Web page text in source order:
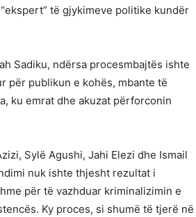
të gjykimeve politike kundër
Sadiku, ndërsa procesmbajtës ishte
për publikun e kohës, mbante të
ku emrat dhe akuzat përforconin
Sylë Agushi, Jahi Elezi dhe Ismail
nuk ishte thjesht rezultat i
për të vazhduar kriminalizimin e
Ky proces, si shumë të tjerë në